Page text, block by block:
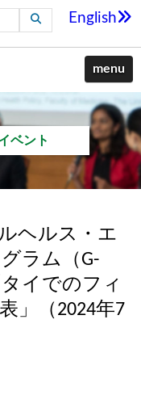
English
menu
ベント
ヘルス・エ
ラム（G-
タイでのフィ
」（2024年7